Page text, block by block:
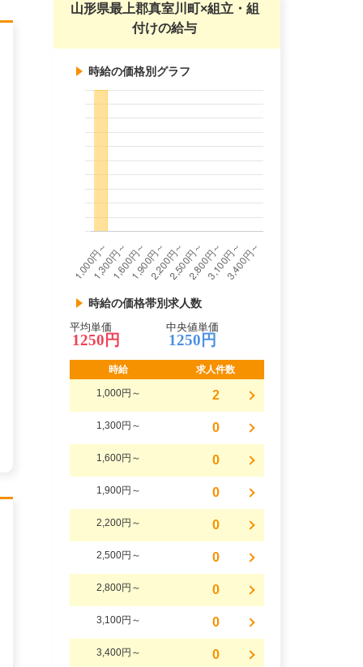
山形県最上郡真室川町×組立・組
付けの給与
時給の価格別グラフ
時給の価格帯別求人数
平均単価
1250円
中央値単価
1250円
時給 求人件数
1,000円～ 2
1,300円～ 0
1,600円～ 0
1,900円～ 0
2,200円～ 0
2,500円～ 0
2,800円～ 0
3,100円～ 0
3,400円～ 0